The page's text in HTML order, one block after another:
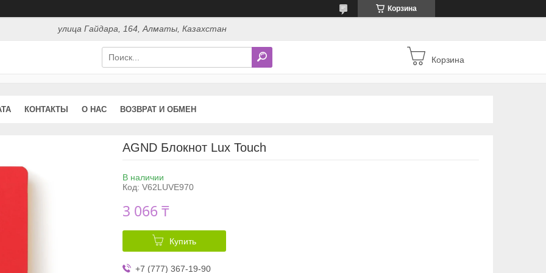
Корзина
улица Гайдара, 164, Алматы, Казахстан
Корзина
КОНТАКТЫ О НАС ВОЗВРАТ И ОБМЕН
AGND Блокнот Lux Touch
В наличии
Код: V62LUVE970
3 066 ₸
Купить
+7 (777) 367-19-90